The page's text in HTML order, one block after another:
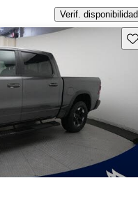
Verif. disponibilidad